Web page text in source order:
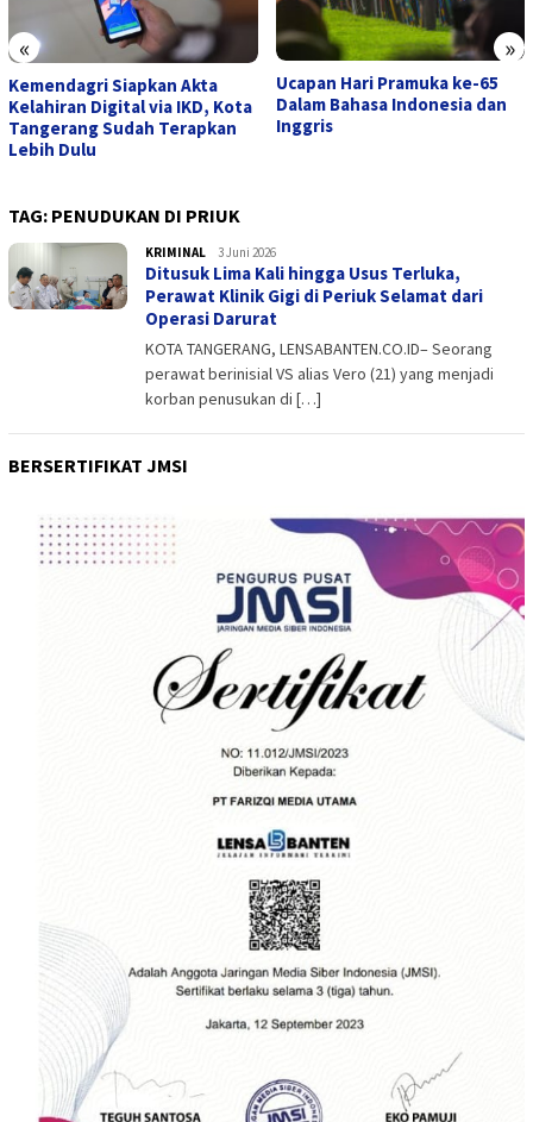
« »
Kemendagri Siapkan Akta
Kelahiran Digital via IKD, Kota
Tangerang Sudah Terapkan
Lebih Dulu
Ucapan Hari Pramuka ke-65
Dalam Bahasa Indonesia dan
Inggris
TAG: PENUDUKAN DI PRIUK
KRIMINAL admin
3 Juni 2026
Ditusuk Lima Kali hingga Usus Terluka,
Perawat Klinik Gigi di Periuk Selamat dari
Operasi Darurat
KOTA TANGERANG, LENSABANTEN.CO.ID– Seorang
perawat berinisial VS alias Vero (21) yang menjadi
korban penusukan di […]
BERSERTIFIKAT JMSI